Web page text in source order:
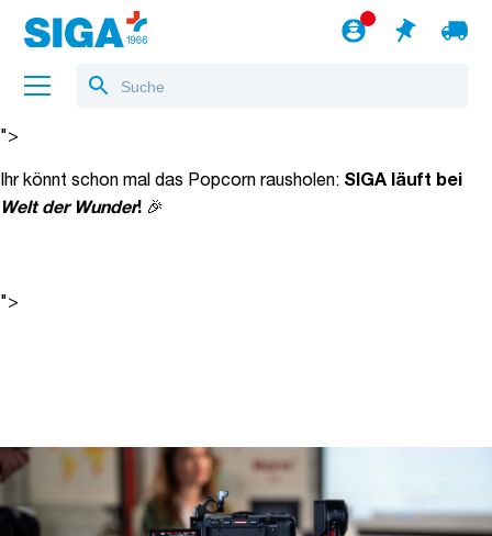
Ihr könnt schon mal das Popcorn rausholen:
SIGA läuft bei
Welt der Wunder!🎉
">
Ihr könnt schon mal das Popcorn rausholen: SIGA läuft bei
Welt der Wunder! 🎉
">
Über uns
Referenzen